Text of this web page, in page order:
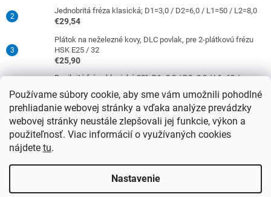
Používame súbory cookie, aby sme vám umožnili pohodlné
prehliadanie webovej stránky a vďaka analýze prevádzky
webovej stránky neustále zlepšovali jej funkcie, výkon a
použiteľnosť. Viac informácií o využívaných cookies
nájdete tu.
Nastavenie
Jednobritá fréza klasická; D1=3,0 / D2=6,0 / L1=50 / L2=8,0
€29,54
Plátok na neželezné kovy, DLC povlak, pre 2-plátkovú frézu
HSK E25 / 32
€25,90
Dvojbritá fréza klasická 30°; D1=8,0 / D2=8,0 / L1=63 /
€38,33
Jednobritá fréza klasická; D1=4,0 / D2=6,0 / L1=50 / L2=10,0
€29,54